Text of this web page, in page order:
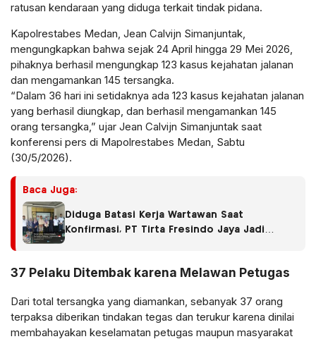
ratusan kendaraan yang diduga terkait tindak pidana.
Kapolrestabes Medan, Jean Calvijn Simanjuntak,
mengungkapkan bahwa sejak 24 April hingga 29 Mei 2026,
pihaknya berhasil mengungkap 123 kasus kejahatan jalanan
dan mengamankan 145 tersangka.
“Dalam 36 hari ini setidaknya ada 123 kasus kejahatan jalanan
yang berhasil diungkap, dan berhasil mengamankan 145
orang tersangka,” ujar Jean Calvijn Simanjuntak saat
konferensi pers di Mapolrestabes Medan, Sabtu
(30/5/2026).
Baca Juga:
Diduga Batasi Kerja Wartawan Saat
Konfirmasi, PT Tirta Fresindo Jaya Jadi
37 Pelaku Ditembak karena Melawan Petugas
Dari total tersangka yang diamankan, sebanyak 37 orang
terpaksa diberikan tindakan tegas dan terukur karena dinilai
membahayakan keselamatan petugas maupun masyarakat